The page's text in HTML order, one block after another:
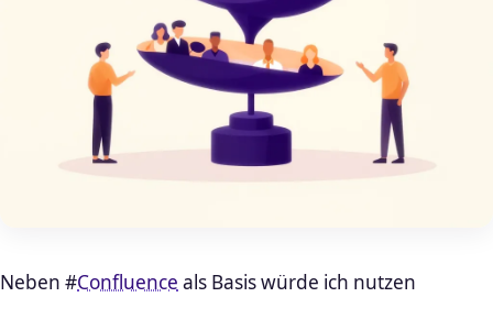
Neben #Confluence als Basis würde ich nutzen